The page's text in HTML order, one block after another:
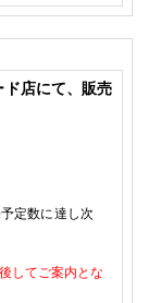
ド店にて、販売
定数に達し次
してご案内とな